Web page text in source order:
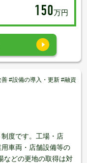
150万円
#設備の導入・更新 #融資
度です。工場・店
車両・店舗設備等の
などの更地の取得は対